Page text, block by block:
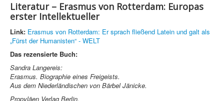
Literatur – Erasmus von Rotterdam: Europas
erster Intellektueller
Link: Erasmus von Rotterdam: Er sprach fließend Latein und galt als
„Fürst der Humanisten“ - WELT
Das rezensierte Buch:
Sandra Langereis:
Erasmus. Biographie eines Freigeists.
Aus dem Niederländischen von Bärbel Jänicke.
Propyläen Verlag Berlin.